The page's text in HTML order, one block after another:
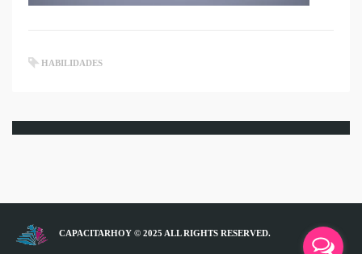
HABILIDADES
CAPACITARHOY © 2025 ALL RIGHTS RESERVED.